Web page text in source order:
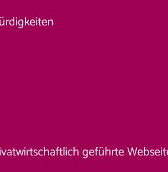
geführte